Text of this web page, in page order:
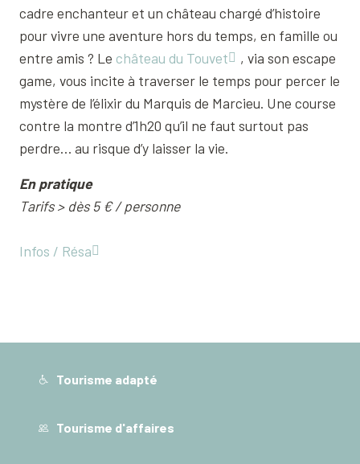
cadre enchanteur et un château chargé d’histoire
pour vivre une aventure hors du temps, en famille ou
entre amis ? Le château du Touvet
, via son escape
game, vous incite à traverser le temps pour percer le
mystère de l’élixir du Marquis de Marcieu. Une course
contre la montre d’1h20 qu’il ne faut surtout pas
perdre… au risque d’y laisser la vie.
En pratique
Tarifs > dès 5 € / personne
Infos / Résa
Tourisme adapté
Tourisme d'affaires